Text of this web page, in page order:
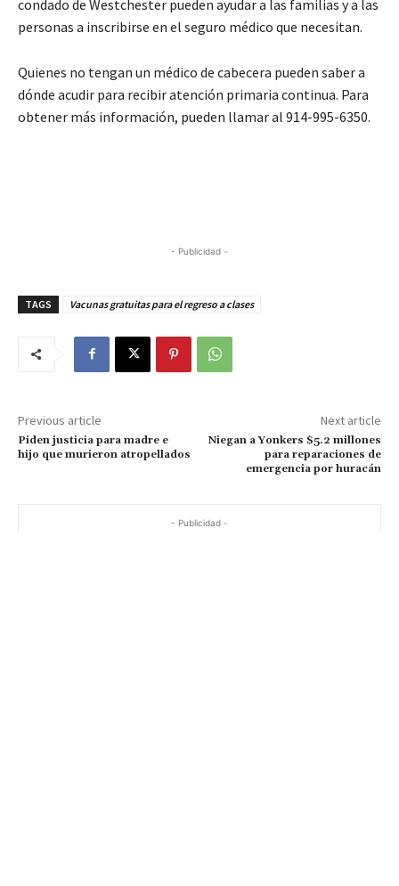
condado de Westchester pueden ayudar a las familias y a las
personas a inscribirse en el seguro médico que necesitan.
Quienes no tengan un médico de cabecera pueden saber a
dónde acudir para recibir atención primaria continua. Para
obtener más información, pueden llamar al 914-995-6350.
- Publicidad -
TAGS Vacunas gratuitas para el regreso a clases
Previous article
Piden justicia para madre e
hijo que murieron atropellados
Next article
Niegan a Yonkers $5.2 millones
para reparaciones de
emergencia por huracán
- Publicidad -